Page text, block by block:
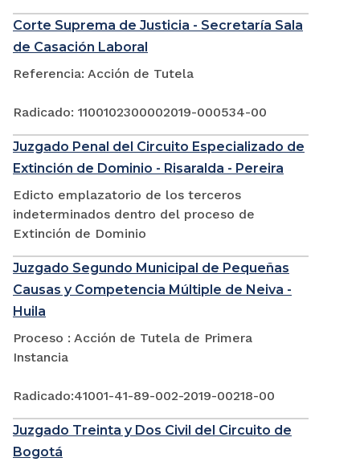
Corte Suprema de Justicia - Secretaría Sala
de Casación Laboral
Referencia: Acción de Tutela
Radicado: 1100102300002019-000534-00
Juzgado Penal del Circuito Especializado de
Extinción de Dominio - Risaralda - Pereira
Edicto emplazatorio de los terceros
indeterminados dentro del proceso de
Extinción de Dominio
Juzgado Segundo Municipal de Pequeñas
Causas y Competencia Múltiple de Neiva -
Huila
Proceso : Acción de Tutela de Primera
Instancia
Radicado:41001-41-89-002-2019-00218-00
Juzgado Treinta y Dos Civil del Circuito de
Bogotá